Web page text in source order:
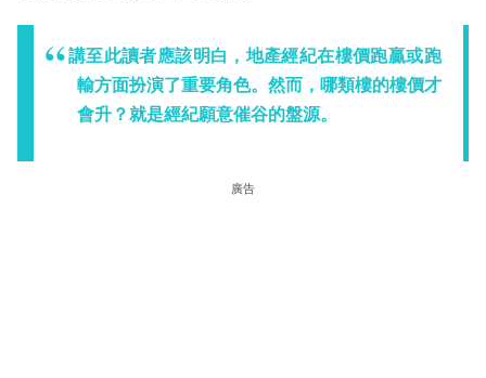
講至此讀者應該明白，地產經紀在樓價跑贏或跑
輸方面扮演了重要角色。然而，哪類樓的樓價才
會升？就是經紀願意催谷的盤源。
廣告